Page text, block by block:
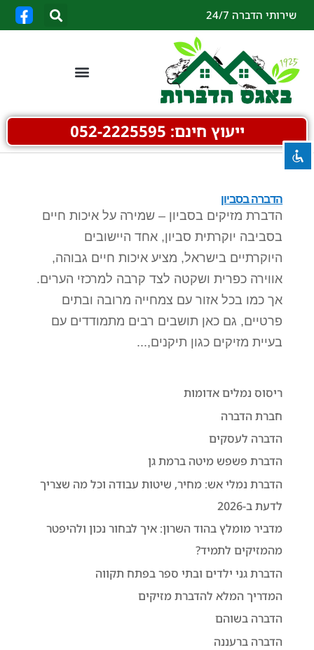
visibility_off השבת את ההבזקים
title סמן כותרות
settings צבע רקע
zoom_out זום (הקטנה)
add_circle_outline הגדלת גופן
spellcheck גופן קריא
brightness_high ניגודיות בהירה
brightness_low ניגודיות כהה
הוסף קו תחתון לקישורים
שירותי הדברה 24/7
ייעוץ חינם: 052-2225595
הדברה בסביון
הדברת מזיקים בסביון – שמירה על איכות חיים
בסביבה יוקרתית סביון, אחד היישובים
היוקרתיים בישראל, מציע איכות חיים גבוהה,
אווירה כפרית ושקטה לצד קרבה למרכזי הערים.
אך כמו בכל אזור עם צמחייה מרובה ובתים
פרטיים, גם כאן תושבים רבים מתמודדים עם
בעיית מזיקים כגון תיקנים,...
ריסוס נמלים אדומות
חברת הדברה
הדברה לעסקים
הדברת פשפש מיטה ברמת גן
הדברת נמלי אש: מחיר, שיטות עבודה וכל מה שצריך
לדעת ב-2026
מדביר מומלץ בהוד השרון: איך לבחור נכון ולהיפטר
מהמזיקים לתמיד?
הדברת גני ילדים ובתי ספר בפתח תקווה
המדריך המלא להדברת מזיקים
הדברה בשוהם
הדברה ברעננה